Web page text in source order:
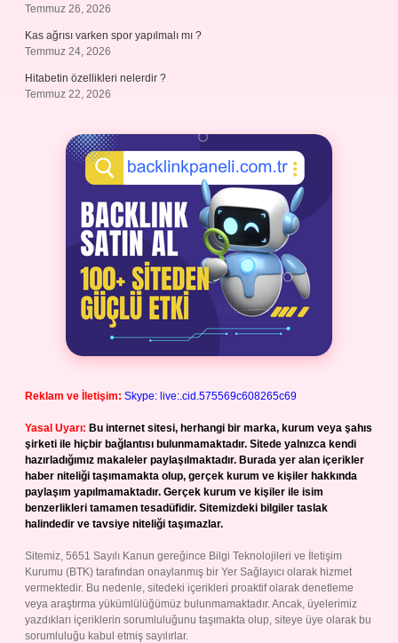
Temmuz 26, 2026
Kas ağrısı varken spor yapılmalı mı ?
Temmuz 24, 2026
Hitabetin özellikleri nelerdir ?
Temmuz 22, 2026
Reklam ve İletişim: Skype: live:.cid.575569c608265c69
Yasal Uyarı: Bu internet sitesi, herhangi bir marka, kurum veya şahıs
şirketi ile hiçbir bağlantısı bulunmamaktadır. Sitede yalnızca kendi
hazırladığımız makaleler paylaşılmaktadır. Burada yer alan içerikler
haber niteliği taşımamakta olup, gerçek kurum ve kişiler hakkında
paylaşım yapılmamaktadır. Gerçek kurum ve kişiler ile isim
benzerlikleri tamamen tesadüfidir. Sitemizdeki bilgiler taslak
halindedir ve tavsiye niteliği taşımazlar.
Sitemiz, 5651 Sayılı Kanun gereğince Bilgi Teknolojileri ve İletişim
Kurumu (BTK) tarafından onaylanmış bir Yer Sağlayıcı olarak hizmet
vermektedir. Bu nedenle, sitedeki içerikleri proaktif olarak denetleme
veya araştırma yükümlülüğümüz bulunmamaktadır. Ancak, üyelerimiz
yazdıkları içeriklerin sorumluluğunu taşımakta olup, siteye üye olarak bu
sorumluluğu kabul etmiş sayılırlar.